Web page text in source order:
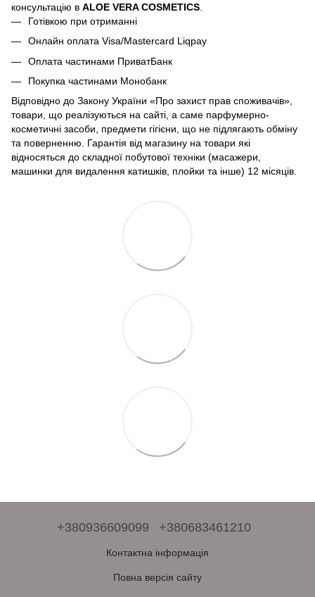
консультацію в ALOE VERA COSMETICS
Готівкою при отриманні
Онлайн оплата Visa/Mastercard Liqpay
Оплата частинами ПриватБанк
Покупка частинами Монобанк
Відповідно до Закону України «Про захист прав споживачів»,
товари, що реалізуються на сайті, а саме парфумерно-
косметичні засоби, предмети гігієни, що не підлягають обміну
та поверненню. Гарантія від магазину на товари які
відносяться до складної побутової техніки (масажери,
машинки для видалення катишків, плойки та інше) 12 місяців.
+380936609099 +380683461210
Контактна інформація
Повна версія сайту